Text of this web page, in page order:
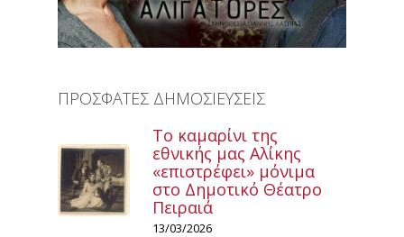
ΠΡΟΣΦΑΤΕΣ ΔΗΜΟΣΙΕΥΣΕΙΣ
Το καμαρίνι της
εθνικής μας Αλίκης
«επιστρέφει» μόνιμα
στο Δημοτικό Θέατρο
Πειραιά
13/03/2026